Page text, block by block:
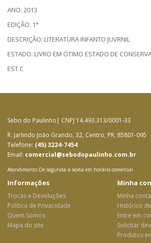
ANO: 2013
EDIÇÃO: 1°
DESCRIÇÃO: LITERATURA INFANTO JUVRNIL
ESTADO: LIVRO EM ÓTIMO ESTADO DE
EST.C
Sebo do Paulinho| CNPJ 14.493.313/0001-33
R. Jarlindo João Grando, 32, Centro, PR, 85801-095
Telefone: (45) 3224-7454
Email: comercial@sebodopaulinho.com.br
Atendimento De segunda a sexta em horário comercial
Informações
Trocas e Devoluções
Política de Privacidade
Quem Somos
Mapa do site
Minha
Minha conta
Histórico
Entre em
Solicitar
Produtos